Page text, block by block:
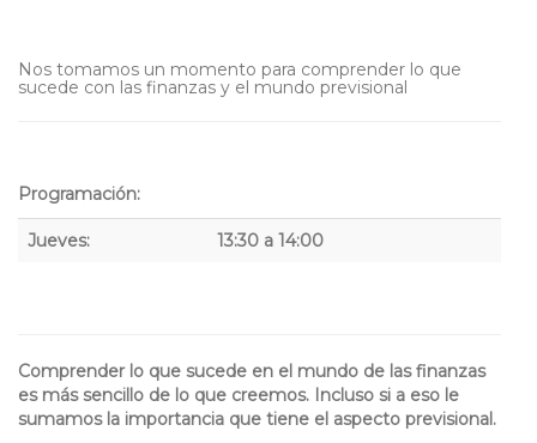
Nos tomamos un momento para comprender lo que
sucede con las finanzas y el mundo previsional
Programación:
Jueves: 13:30 a 14:00
Comprender lo que sucede en el mundo de las finanzas
es más sencillo de lo que creemos. Incluso si a eso le
sumamos la importancia que tiene el aspecto previsional.